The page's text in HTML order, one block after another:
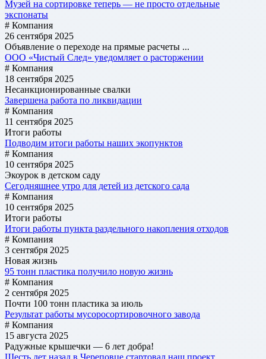
Музей на сортировке теперь — не просто отдельные
экспонаты
# Компания
26 сентября 2025
Объявление о переходе на прямые расчеты ...
ООО «Чистый След» уведомляет о расторжении
# Компания
18 сентября 2025
Несанкционированные свалки
Завершена работа по ликвидации
# Компания
11 сентября 2025
Итоги работы
Подводим итоги работы наших экопунктов
# Компания
10 сентября 2025
Экоурок в детском саду
Сегодняшнее утро для детей из детского сада
# Компания
10 сентября 2025
Итоги работы
Итоги работы пункта раздельного накопления отходов
# Компания
3 сентября 2025
Новая жизнь
95 тонн пластика получило новую жизнь
# Компания
2 сентября 2025
Почти 100 тонн пластика за июль
Результат работы мусоросортировочного завода
# Компания
15 августа 2025
Радужные крышечки — 6 лет добра!
Шесть лет назад в Череповце стартовал наш проект